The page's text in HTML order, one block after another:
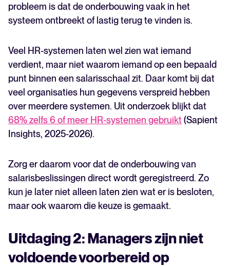
probleem is dat de onderbouwing vaak in het
systeem ontbreekt of lastig terug te vinden is.
Veel HR-systemen laten wel zien wat iemand
verdient, maar niet waarom iemand op een bepaald
punt binnen een salarisschaal zit. Daar komt bij dat
veel organisaties hun gegevens verspreid hebben
over meerdere systemen. Uit onderzoek blijkt dat
68% zelfs 6 of meer HR-systemen gebruikt(Sapient
Insights, 2025-2026).
Zorg er daarom voor dat de onderbouwing van
salarisbeslissingen direct wordt geregistreerd. Zo
kun je later niet alleen laten zien wat er is besloten,
maar ook waarom die keuze is gemaakt.
Uitdaging 2: Managers zijn niet
voldoende voorbereid op